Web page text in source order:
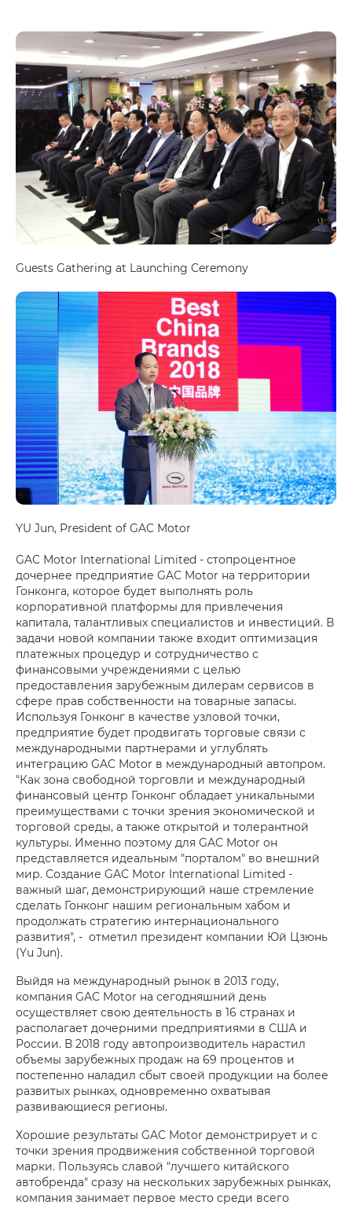
Guests Gathering at Launching Ceremony
YU Jun, President of GAC Motor
GAC Motor International Limited - стопроцентное
дочернее предприятие GAC Motor на территории
Гонконга, которое будет выполнять роль
корпоративной платформы для привлечения
капитала, талантливых специалистов и инвестиций. В
задачи новой компании также входит оптимизация
платежных процедур и сотрудничество с
финансовыми учреждениями с целью
предоставления зарубежным дилерам сервисов в
сфере прав собственности на товарные запасы.
Используя Гонконг в качестве узловой точки,
предприятие будет продвигать торговые связи с
международными партнерами и углублять
интеграцию GAC Motor в международный автопром.
"Как зона свободной торговли и международный
финансовый центр Гонконг обладает уникальными
преимуществами с точки зрения экономической и
торговой среды, а также открытой и толерантной
культуры. Именно поэтому для GAC Motor он
представляется идеальным "порталом" во внешний
мир. Создание GAC Motor International Limited -
важный шаг, демонстрирующий наше стремление
сделать Гонконг нашим региональным хабом и
продолжать стратегию интернационального
развития", - отметил президент компании Юй Цзюнь
(Yu Jun).
Выйдя на международный рынок в 2013 году,
компания GAC Motor на сегодняшний день
осуществляет свою деятельность в 16 странах и
располагает дочерними предприятиями в США и
России. В 2018 году автопроизводитель нарастил
объемы зарубежных продаж на 69 процентов и
постепенно наладил сбыт своей продукции на более
развитых рынках, одновременно охватывая
развивающиеся регионы.
Хорошие результаты GAC Motor демонстрирует и с
точки зрения продвижения собственной торговой
марки. Пользуясь славой "лучшего китайского
автобренда" сразу на нескольких зарубежных рынках,
компания занимает первое место среди всего